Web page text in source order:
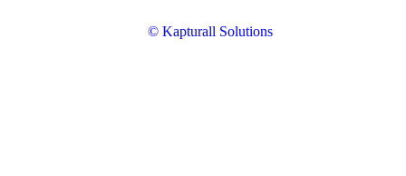
© Kapturall Solutions